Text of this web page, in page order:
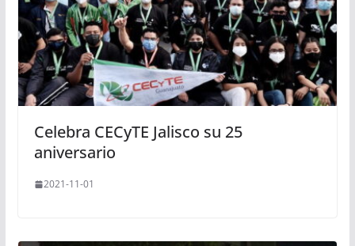
Celebra CECyTE Jalisco su 25
aniversario
2021-11-01